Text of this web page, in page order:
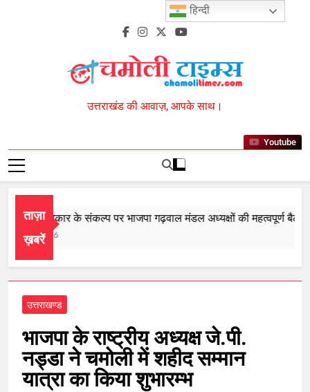
Chamoli Times
उत्तराखंड की आवाज़, आपके साथ।
Youtube
ताज़ा
ख़बरें
बार सरकार के संकल्प पर भाजपा गढ़वाल मंडल अध्यक्षों की महत्वपूर्ण बैठक
8, 2026
उत्तराखण्ड
भाजपा के राष्ट्रीय अध्यक्ष जे.पी.
नड्डा ने चमोली में शहीद सम्मान
यात्रा का किया शुभारम्भ
हिन्दी